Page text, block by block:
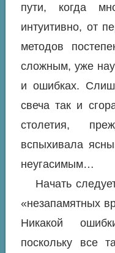
пути, когда
интуитивно, от
методов
сложным, уже
и ошибках.
свеча так и
столетия,
вспыхивала
неугасимым…
Начать
«незапамятных
Никакой
поскольку все